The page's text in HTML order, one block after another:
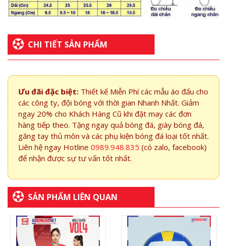
CHI TIẾT SẢN PHẨM
Ưu đãi đặc biệt: Thiết kế Miễn Phí các mẫu áo đấu cho
các công ty, đội bóng với thời gian Nhanh Nhất. Giảm
ngay 20% cho Khách Hàng Cũ khi đặt may các đơn
hàng tiếp theo. Tặng ngay quả bóng đá, giày bóng đá,
găng tay thủ môn và các phụ kiện bóng đá loại tốt nhất.
Liên hệ ngay Hotline 0989.948.835 (có zalo, facebook)
để nhận được sự tư vấn tốt nhất.
SẢN PHẨM LIÊN QUAN